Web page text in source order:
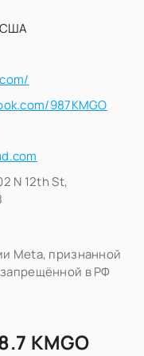
США
987KMGO
N 12th St,
Meta, признанной
в РФ
KMGO